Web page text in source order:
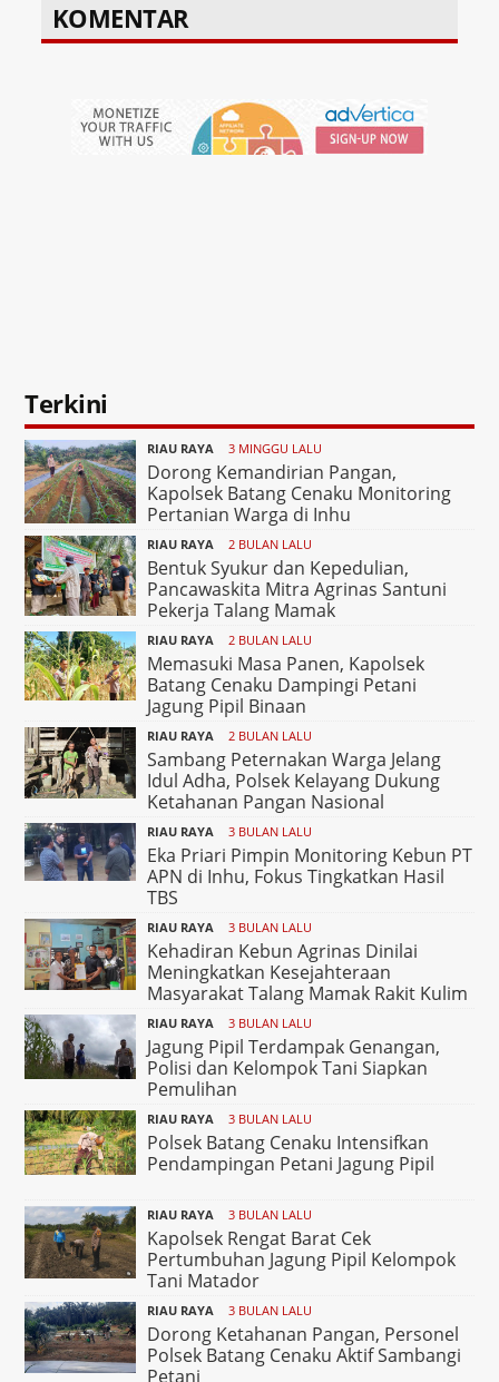
KOMENTAR
Terkini
RIAU RAYA 3 MINGGU LALU
Dorong Kemandirian Pangan,
Kapolsek Batang Cenaku Monitoring
Pertanian Warga di Inhu
RIAU RAYA 2 BULAN LALU
Bentuk Syukur dan Kepedulian,
Pancawaskita Mitra Agrinas Santuni
Pekerja Talang Mamak
RIAU RAYA 2 BULAN LALU
Memasuki Masa Panen, Kapolsek
Batang Cenaku Dampingi Petani
Jagung Pipil Binaan
RIAU RAYA 2 BULAN LALU
Sambang Peternakan Warga Jelang
Idul Adha, Polsek Kelayang Dukung
Ketahanan Pangan Nasional
RIAU RAYA 3 BULAN LALU
Eka Priari Pimpin Monitoring Kebun PT
APN di Inhu, Fokus Tingkatkan Hasil
TBS
RIAU RAYA 3 BULAN LALU
Kehadiran Kebun Agrinas Dinilai
Meningkatkan Kesejahteraan
Masyarakat Talang Mamak Rakit Kulim
RIAU RAYA 3 BULAN LALU
Jagung Pipil Terdampak Genangan,
Polisi dan Kelompok Tani Siapkan
Pemulihan
RIAU RAYA 3 BULAN LALU
Polsek Batang Cenaku Intensifkan
Pendampingan Petani Jagung Pipil
RIAU RAYA 3 BULAN LALU
Kapolsek Rengat Barat Cek
Pertumbuhan Jagung Pipil Kelompok
Tani Matador
RIAU RAYA 3 BULAN LALU
Dorong Ketahanan Pangan, Personel
Polsek Batang Cenaku Aktif Sambangi
Petani